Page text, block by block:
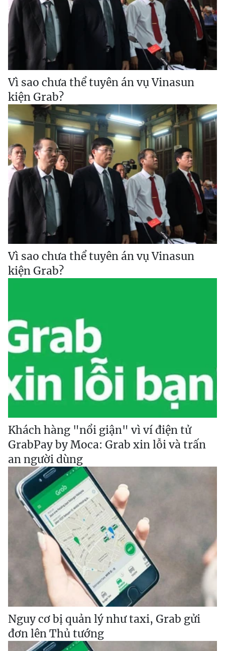
Vì sao chưa thể tuyên án vụ Vinasun
kiện Grab?
Vì sao chưa thể tuyên án vụ Vinasun
kiện Grab?
Khách hàng "nổi giận" vì ví điện tử
GrabPay by Moca: Grab xin lỗi và trấn
an người dùng
Nguy cơ bị quản lý như taxi, Grab gửi
đơn lên Thủ tướng